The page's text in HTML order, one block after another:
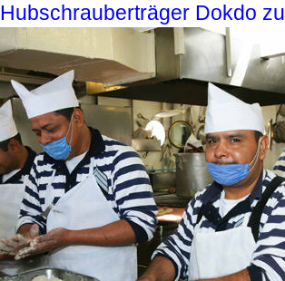
Hubschrauberträger Dokdo